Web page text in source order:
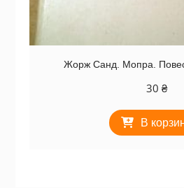
Жорж Санд. Мопра.
30 ₴
В